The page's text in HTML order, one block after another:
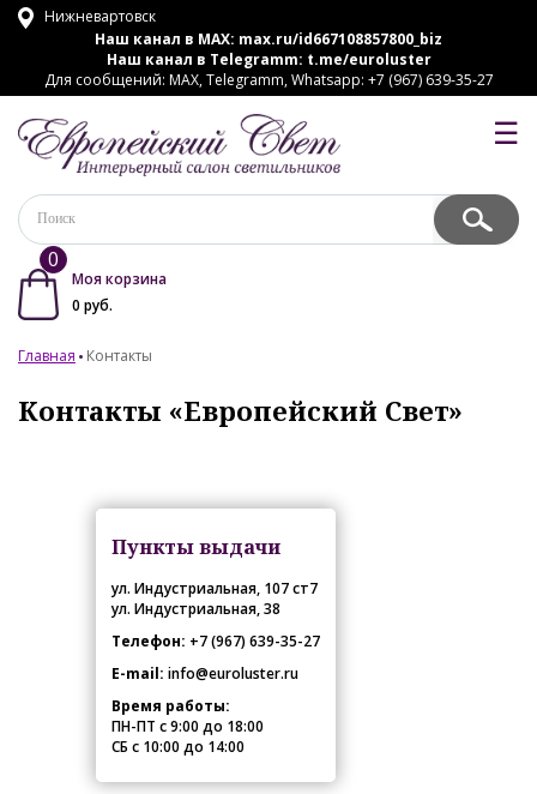
Нижневартовск
Наш канал в MAX: max.ru/id667108857800_biz
Наш канал в Telegramm: t.me/euroluster
Для сообщений: MAX, Telegramm, Whatsapp: +7 (967) 639-35-27
☰
0
Моя корзина
0 руб.
Главная Контакты
Контакты «Европейский Свет»
Пункты выдачи
ул. Индустриальная, 107 ст7
ул. Индустриальная, 38
Телефон: +7 (967) 639-35-27
E-mail: info@euroluster.ru
Время работы:
ПН-ПТ с 9:00 до 18:00
СБ с 10:00 до 14:00